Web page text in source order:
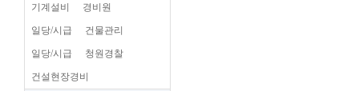
기계설비 경비원
일당/시급 건물관리
일당/시급 청원경찰
건설현장경비